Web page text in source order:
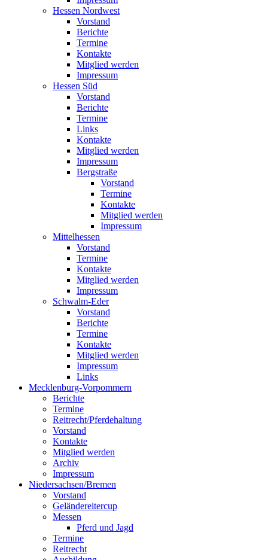
Hessen Nordwest
Vorstand
Berichte
Termine
Kontakte
Mitglied werden
Impressum
Hessen Süd
Vorstand
Berichte
Termine
Links
Kontakte
Mitglied werden
Impressum
Bergstraße
Vorstand
Termine
Kontakte
Mitglied werden
Impressum
Mittelhessen
Vorstand
Termine
Kontakte
Mitglied werden
Impressum
Schwalm-Eder
Vorstand
Berichte
Termine
Kontakte
Mitglied werden
Impressum
Links
Mecklenburg-Vorpommern
Berichte
Termine
Reitrecht/Pferdehaltung
Vorstand
Kontakte
Mitglied werden
Archiv
Impressum
Niedersachsen/Bremen
Vorstand
Geländereitercup
Messen
Pferd und Jagd
Termine
Reitrecht